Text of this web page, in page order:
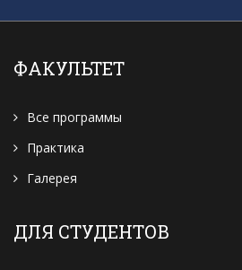
ФАКУЛЬТЕТ
Все программы
Практика
Галерея
ДЛЯ СТУДЕНТОВ